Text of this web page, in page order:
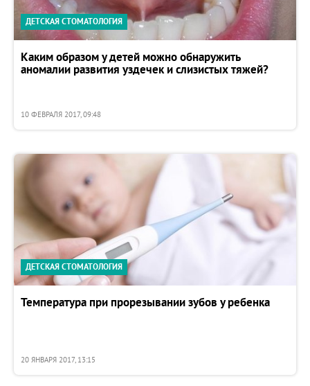
ДЕТСКАЯ СТОМАТОЛОГИЯ
Каким образом у детей можно обнаружить
аномалии развития уздечек и слизистых тяжей?
10 ФЕВРАЛЯ 2017, 09:48
ДЕТСКАЯ СТОМАТОЛОГИЯ
Температура при прорезывании зубов у ребенка
20 ЯНВАРЯ 2017, 13:15